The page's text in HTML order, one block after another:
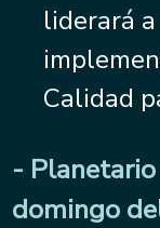
liderará
Calidad
-
domingo